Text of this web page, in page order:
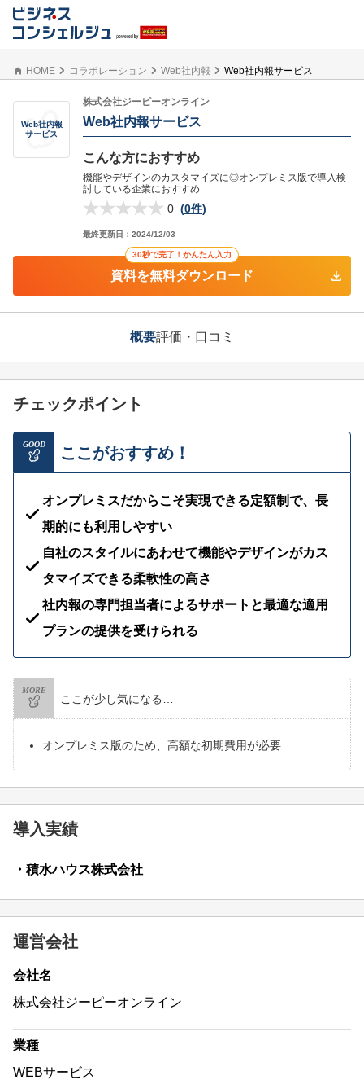
HOME コラボレーション Web社内報 Web社内報サービス
Web社内報
サービス
株式会社ジーピーオンライン
Web社内報サービス
こんな方におすすめ
機能やデザインのカスタマイズに◎オンプレミス版で導入検
討している企業におすすめ
0 (0件)
最終更新日： 2024/12/03
30秒で完了！かんたん入力
資料を無料ダウンロード
概要評価・口コミ
チェックポイント
GOOD ここがおすすめ！
オンプレミスだからこそ実現できる定額制で、長
期的にも利用しやすい
自社のスタイルにあわせて機能やデザインがカス
タマイズできる柔軟性の高さ
社内報の専門担当者によるサポートと最適な適用
プランの提供を受けられる
MORE
ここが少し気になる…
オンプレミス版のため、高額な初期費用が必要
導入実績
・積水ハウス株式会社
運営会社
会社名
株式会社ジーピーオンライン
業種
WEBサービス